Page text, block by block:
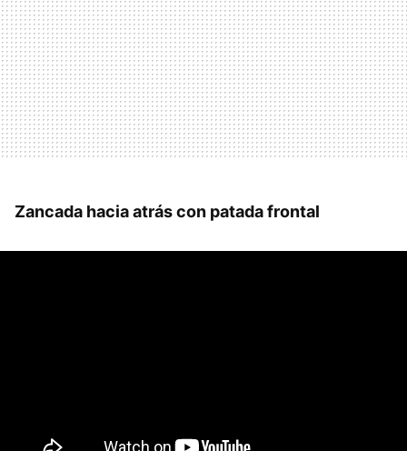
Zancada hacia atrás con patada frontal